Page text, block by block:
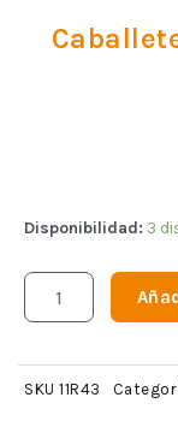
Disponibilidad: 3
SKU 11R43